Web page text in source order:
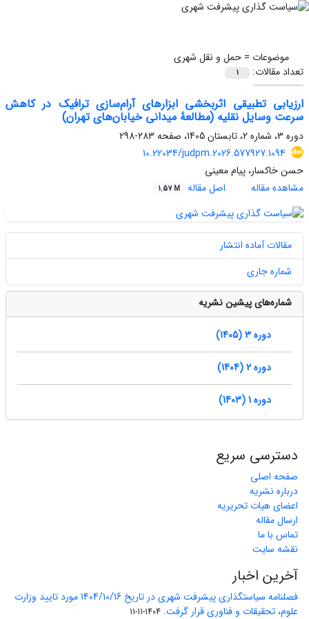
موضوعات =حمل و نقل شهری
تعداد مقالات:
1
ارزیابی تطبیقی اثربخشی ابزارهای آرام‌سازی ترافیک در کاهش
سرعت وسایل نقلیه (مطالعۀ میدانی خیابان‌های تهران)
دوره 3، شماره 2، تابستان 1405، صفحه
283-298
10.22034/judpm.2026.577927.1094
حسن خاکسار، پیام معینی
مشاهده مقاله
اصل مقاله 1.57 M
مقالات آماده انتشار
شماره جاری
شماره‌های پیشین نشریه
دوره 3 (1405)
دوره 2 (1404)
دوره 1 (1403)
دسترسی سریع
صفحه اصلی
درباره نشریه
اعضای هیات تحریریه
ارسال مقاله
تماس با ما
نقشه سایت
آخرین اخبار
فصلنامه سیاستگذاری پیشرفت شهری در تاریخ 1404/10/16 مورد تایید وزارت
علوم، تحقیقات و فناوری قرار گرفت. 1404-11-11